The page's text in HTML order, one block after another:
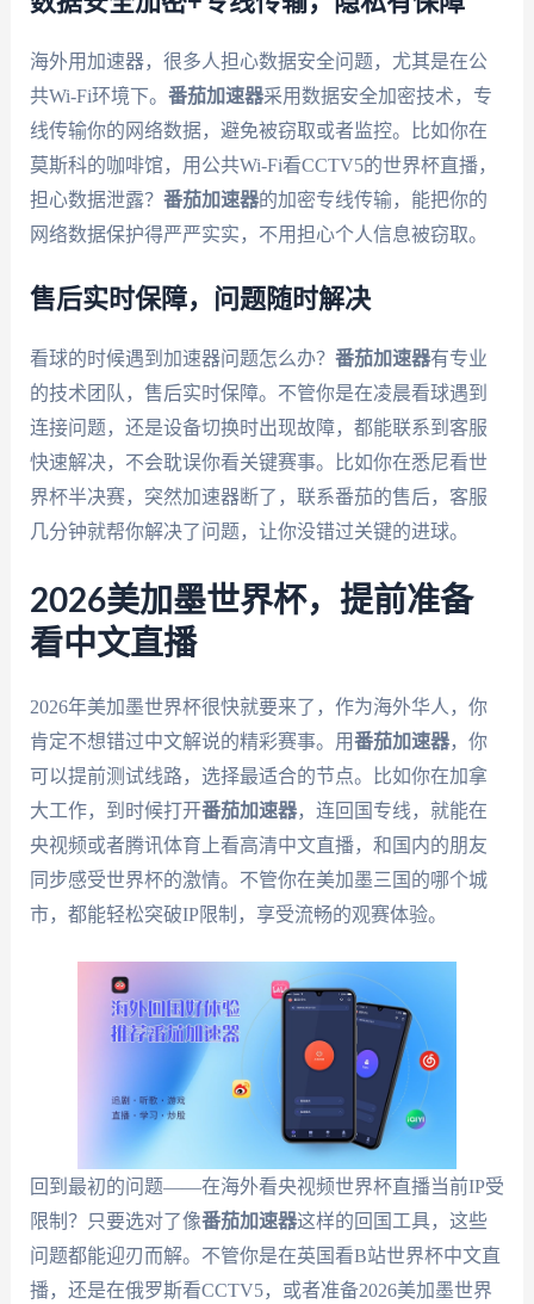
海外用加速器，很多人担心数据安全问题，尤其是在公
共Wi-Fi环境下。 番茄加速器采用数据安全加密技术，专
线传输你的网络数据，避免被窃取或者监控。比如你在
莫斯科的咖啡馆，用公共Wi-Fi看CCTV5的世界杯直播，
担心数据泄露？ 番茄加速器的加密专线传输，能把你的
网络数据保护得严严实实，不用担心个人信息被窃取。
售后实时保障，问题随时解决
看球的时候遇到加速器问题怎么办？ 番茄加速器有专业
的技术团队，售后实时保障。不管你是在凌晨看球遇到
连接问题，还是设备切换时出现故障，都能联系到客服
快速解决，不会耽误你看关键赛事。比如你在悉尼看世
界杯半决赛，突然加速器断了，联系番茄的售后，客服
几分钟就帮你解决了问题，让你没错过关键的进球。
2026美加墨世界杯，提前准备
看中文直播
2026年美加墨世界杯很快就要来了，作为海外华人，你
肯定不想错过中文解说的精彩赛事。用番茄加速器，你
可以提前测试线路，选择最适合的节点。比如你在加拿
大工作，到时候打开番茄加速器，连回国专线，就能在
央视频或者腾讯体育上看高清中文直播，和国内的朋友
同步感受世界杯的激情。不管你在美加墨三国的哪个城
市，都能轻松突破IP限制，享受流畅的观赛体验。
回到最初的问题——在海外看央视频世界杯直播当前IP受
限制？只要选对了像番茄加速器这样的回国工具，这些
问题都能迎刃而解。不管你是在英国看B站世界杯中文直
播，还是在俄罗斯看CCTV5，或者准备2026美加墨世界